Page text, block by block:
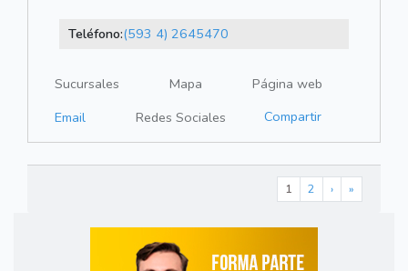
Teléfono:(593 4) 2645470
Sucursales Mapa
Página web
Email
Redes Sociales Compartir
1 2 › »